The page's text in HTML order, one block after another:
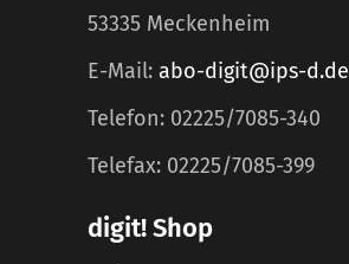
53335 Meckenheim
E-Mail: abo-digit@ips-d.de
Telefon: 02225/7085-340
Telefax: 02225/7085-399
digit! Shop